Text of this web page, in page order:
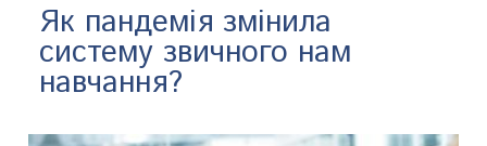
Як пандемія змінила
систему звичного нам
навчання?